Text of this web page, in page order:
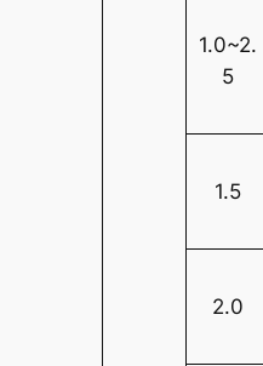
1.0~2.
5
1.5
2.0